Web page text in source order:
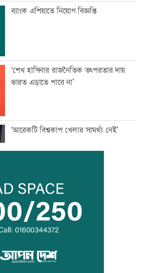
ব্যাংক এশিয়াতে নিয়োগ বিজ্ঞপ্তি
‘শেখ হাসিনার রাজনৈতিক তৎপরতার দায়
ভারত এড়াতে পারে না’
‘আরেকটি বিশ্বকাপ খেলার সামর্থ্য নেই’
আমিরাতে ঈদে মিলাদুন্নবী ও জাতীয় দিবসের
ছুটি ঘোষণা
তনু হত্যায় সাবেক সেনা সদস্য হাফিজুর ফের
গ্রেফতার